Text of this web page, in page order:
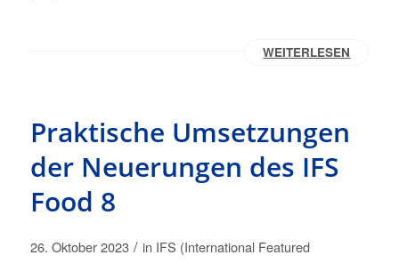
WEITERLESEN
Praktische Umsetzungen
der Neuerungen des IFS
Food 8
26. Oktober 2023 / in IFS (International Featured